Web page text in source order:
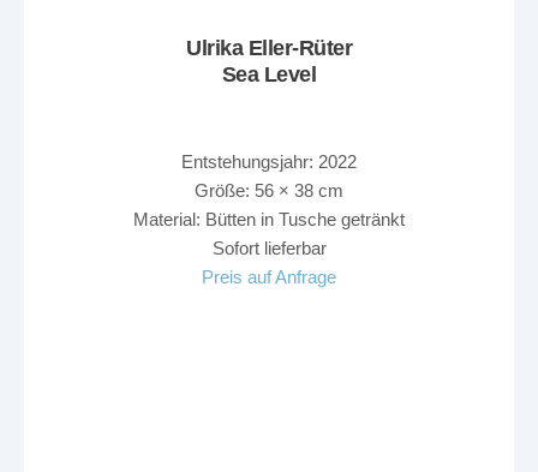
Ulrika Eller-Rüter
Sea Level
Entstehungsjahr: 2022
Größe: 56 × 38 cm
Material: Bütten in Tusche getränkt
Sofort lieferbar
Preis auf Anfrage